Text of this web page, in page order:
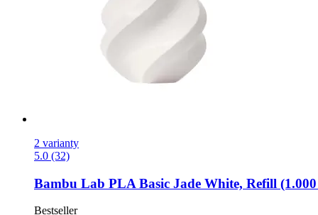
2 varianty
5.0 (32)
Bambu Lab PLA Basic Jade White, Refill
Bestseller